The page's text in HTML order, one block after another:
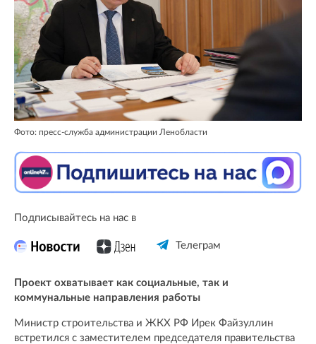
Фото: пресс-служба администрации Ленобласти
Подписывайтесь на нас в
Телеграм
Проект охватывает как социальные, так и
коммунальные направления работы
Министр строительства и ЖКХ РФ Ирек Файзуллин
встретился с заместителем председателя правительства